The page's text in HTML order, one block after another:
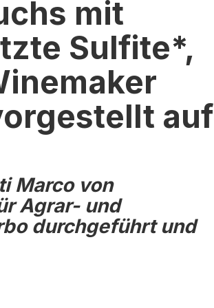
mit
Sulfite*,
auf
Marcovon
Agrar- und
durchgeführt und